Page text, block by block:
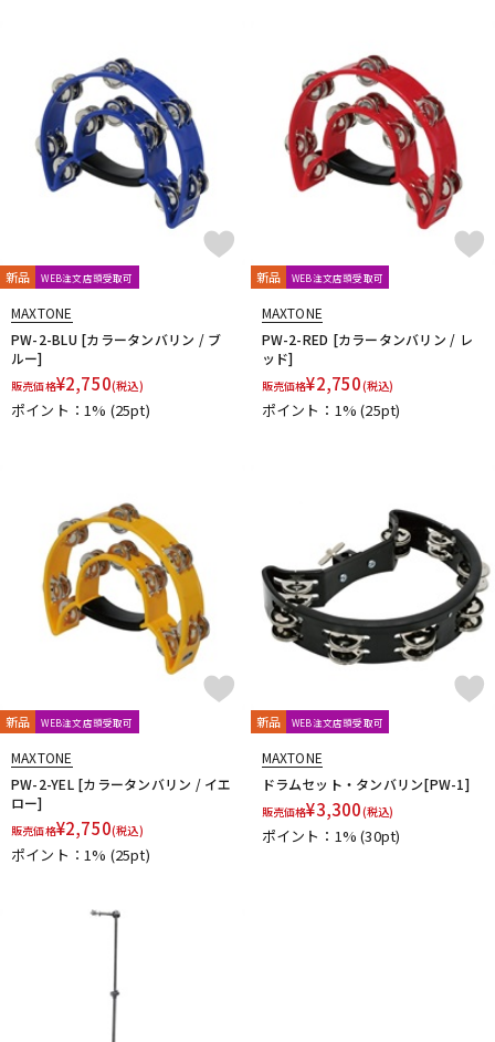
レコーディング機器
配信/ライブ機器 楽器アクセサリ
新品 WEB注文店頭受取可
MAXTONE
PW-2-BLU [カラータンバリン / ブ
ルー]
販売価格¥2,750(税込)
ポイント：1% (25pt)
新品 WEB注文店頭受取可
MAXTONE
PW-2-RED [カラータンバリン / レ
ッド]
販売価格¥2,750(税込)
ポイント：1%(25pt)
新品 WEB注文店頭受取可
MAXTONE
PW-2-YEL [カラータンバリン / イエ
ロー]
販売価格¥2,750(税込)
ポイント：1% (25pt)
新品 WEB注文店頭受取可
MAXTONE
ドラムセット・タンバリン[PW-1]
販売価格¥3,300(税込)
ポイント：1%(30pt)